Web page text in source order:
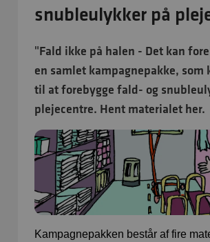
snubleulykker på
"Fald ikke på halen - Det kan
en samlet kampagnepakke, som
til at forebygge fald- og
plejecentre. Hent materialet her.
Kampagnepakken består af fire